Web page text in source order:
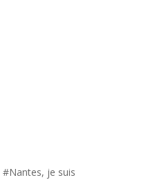
#Nantes, je suis